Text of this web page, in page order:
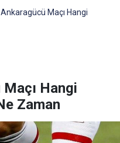
Maçı Hangi
Hangi
Zaman